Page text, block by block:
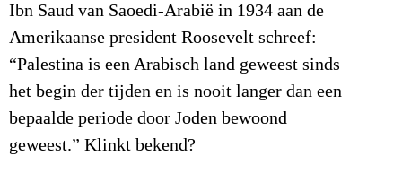
Ibn Saud van Saoedi-Arabië in 1934 aan de
Amerikaanse president Roosevelt schreef:
“Palestina is een Arabisch land geweest sinds
het begin der tijden en is nooit langer dan een
bepaalde periode door Joden bewoond
geweest.” Klinkt bekend?